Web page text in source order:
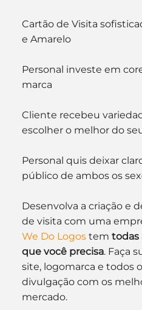
Cartão de Visita
e Amarelo
Personal investe em
marca
Cliente recebeu
escolher o melhor do
Personal quis deixar
público de ambos os
Desenvolva a criação e
de visita com uma
We Do Logos tem todas
que você precisa. Faça
site, logomarca e todos
divulgação com os
mercado.